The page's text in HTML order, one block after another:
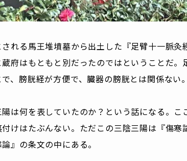
れる馬王堆墳墓から出土した『足臂十一脈
府はもともと別だったのではということだ
、膀胱経が方便で、臓器の膀胱とは関係ない。
は何を表していたのか？という話になる。
けはたぶんない。ただこの三陰三陽は『傷
論』の条文の中にある。